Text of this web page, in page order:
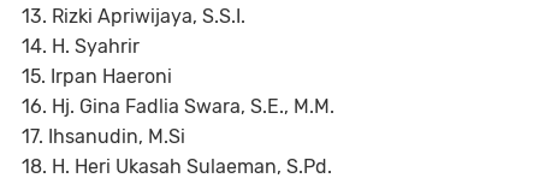
13. Rizki Apriwijaya, S.S.I.
14. H. Syahrir
15. Irpan Haeroni
16. Hj. Gina Fadlia Swara, S.E., M.M.
17. Ihsanudin, M.Si
18. H. Heri Ukasah Sulaeman, S.Pd.